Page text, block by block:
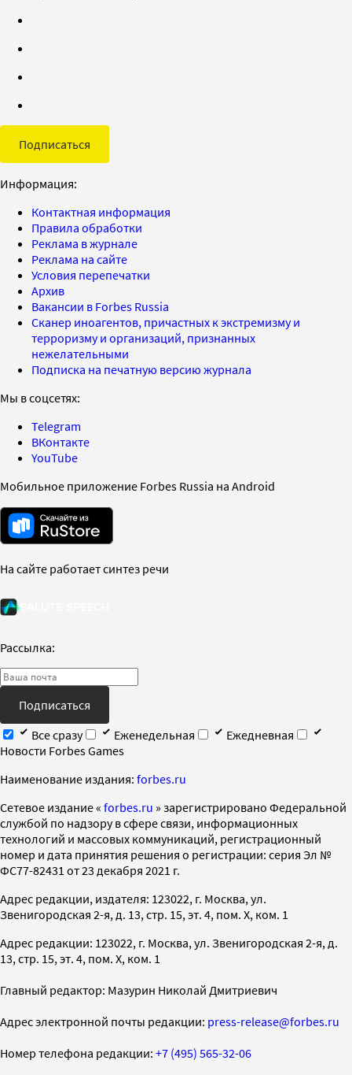
Подписаться
Информация:
Контактная информация
Правила обработки
Реклама в журнале
Реклама на сайте
Условия перепечатки
Архив
Вакансии в Forbes Russia
Сканер иноагентов, причастных к экстремизму и
терроризму и организаций, признанных
нежелательными
Подписка на печатную версию журнала
Мы в соцсетях:
Telegram
ВКонтакте
YouTube
Мобильное приложение Forbes Russia на Android
На сайте работает синтез речи
Рассылка:
Подписаться
Все сразу
Еженедельная
Ежедневная
Новости Forbes Games
Наименование издания: forbes.ru
Cетевое издание « forbes.ru » зарегистрировано Федеральной
службой по надзору в сфере связи, информационных
технологий и массовых коммуникаций, регистрационный
номер и дата принятия решения о регистрации: серия Эл №
ФС77-82431 от 23 декабря 2021 г.
Адрес редакции, издателя: 123022, г. Москва, ул.
Звенигородская 2-я, д. 13, стр. 15, эт. 4, пом. X, ком. 1
Адрес редакции: 123022, г. Москва, ул. Звенигородская 2-я, д.
13, стр. 15, эт. 4, пом. X, ком. 1
Главный редактор: Мазурин Николай Дмитриевич
Адрес электронной почты редакции: press-release@forbes.ru
Номер телефона редакции: +7 (495) 565-32-06